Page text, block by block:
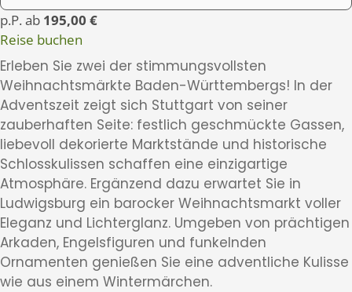
p.P. ab 195,00 €
Reise buchen
Erleben Sie zwei der stimmungsvollsten
Weihnachtsmärkte Baden-Württembergs! In der
Adventszeit zeigt sich Stuttgart von seiner
zauberhaften Seite: festlich geschmückte Gassen,
liebevoll dekorierte Marktstände und historische
Schlosskulissen schaffen eine einzigartige
Atmosphäre. Ergänzend dazu erwartet Sie in
Ludwigsburg ein barocker Weihnachtsmarkt voller
Eleganz und Lichterglanz. Umgeben von prächtigen
Arkaden, Engelsfiguren und funkelnden
Ornamenten genießen Sie eine adventliche Kulisse
wie aus einem Wintermärchen.